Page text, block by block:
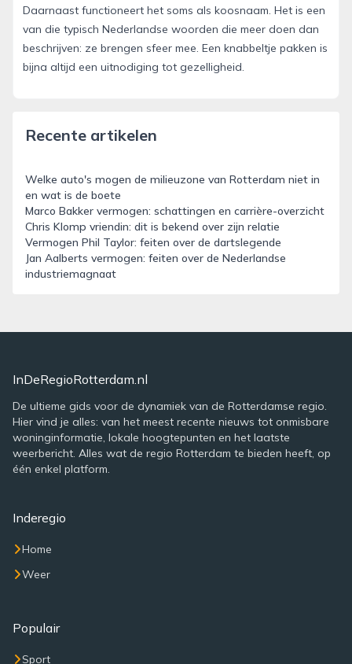
Daarnaast functioneert het soms als koosnaam. Het is een
van die typisch Nederlandse woorden die meer doen dan
beschrijven: ze brengen sfeer mee. Een knabbeltje pakken is
bijna altijd een uitnodiging tot gezelligheid.
Recente artikelen
Welke auto's mogen de milieuzone van Rotterdam niet in
en wat is de boete
Marco Bakker vermogen: schattingen en carrière-overzicht
Chris Klomp vriendin: dit is bekend over zijn relatie
Vermogen Phil Taylor: feiten over de dartslegende
Jan Aalberts vermogen: feiten over de Nederlandse
industriemagnaat
InDeRegioRotterdam.nl
De ultieme gids voor de dynamiek van de Rotterdamse regio.
Hier vind je alles: van het meest recente nieuws tot onmisbare
woninginformatie, lokale hoogtepunten en het laatste
weerbericht. Alles wat de regio Rotterdam te bieden heeft, op
één enkel platform.
Inderegio
Home
Weer
Populair
Sport